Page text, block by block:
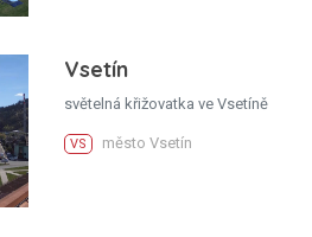
Vsetín
světelná křižovatka ve Vsetíně
VS město Vsetín